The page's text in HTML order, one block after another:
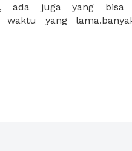
ada juga yang
waktu yang